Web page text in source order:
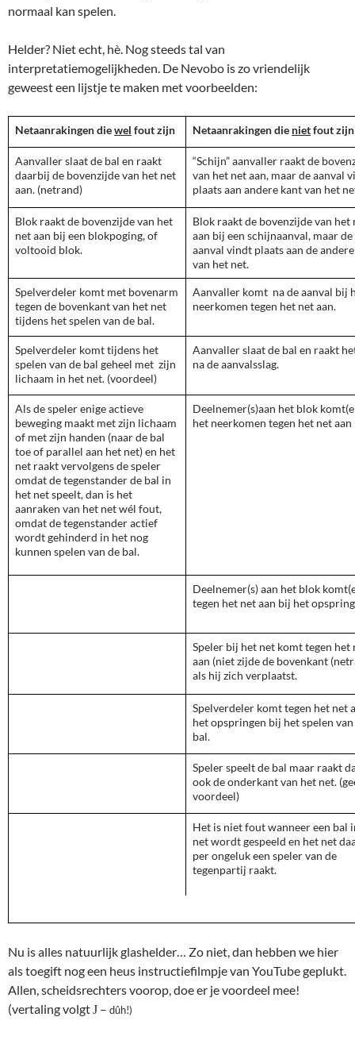
normaal kan spelen.
Helder? Niet echt, hè. Nog steeds tal van
interpretatiemogelijkheden. De Nevobo is zo vriendelijk
geweest een lijstje te maken met voorbeelden:
Netaanrakingen diewel fout zijn Netaanrakingen die nietfout zijn
Aanvaller slaat de bal en raakt
daarbij de bovenzijde van het net
aan. (netrand)
“Schijn” aanvaller raakt de
van het net aan, maar de aanval
plaats aan andere kant van het
Blok raakt de bovenzijde van het
net aan bij een blokpoging, of
voltooid blok.
Blok raakt de bovenzijde van het
aan bij een schijnaanval, maar de
aanval vindt plaats aan de
van het net.
Spelverdeler komt met bovenarm
tegen de bovenkant van het net
tijdens het spelen van de bal.
Aanvaller komt na de aanval bij
neerkomen tegen het net aan.
Spelverdeler komt tijdens het
spelen van de bal geheel met zijn
lichaam in het net. (voordeel)
Aanvaller slaat de bal en raakt
na de aanvalsslag.
Als de speler enige actieve
beweging maakt met zijn lichaam
of met zijn handen (naar de bal
toe of parallel aan het net) en het
net raakt vervolgens de speler
omdat de tegenstander de bal in
het net speelt, dan is het
aanraken van het net wél fout,
omdat de tegenstander actief
wordt gehinderd in het nog
kunnen spelen van de bal.
Deelnemer(s)aan het blok
het neerkomen tegen het net aan
Deelnemer(s) aan het blok
tegen het net aan bij het
Speler bij het net komt tegen het
aan (niet zijde de bovenkant
als hij zich verplaatst.
Spelverdeler komt tegen het net
het opspringen bij het spelen van
bal.
Speler speelt de bal maar raakt
ook de onderkant van het net.
voordeel)
Het is niet fout wanneer een bal
net wordt gespeeld en het net
per ongeluk een speler van de
tegenpartij raakt.
Nu is alles natuurlijk glashelder… Zo niet, dan hebben we hier
als toegift nog een heus instructiefilmpje van YouTube geplukt.
Allen, scheidsrechters voorop, doe er je voordeel mee!
(vertaling volgtJ – dûh!)